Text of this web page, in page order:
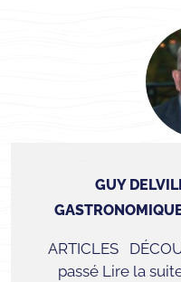
GUY
ARTICLES
passé Lire la